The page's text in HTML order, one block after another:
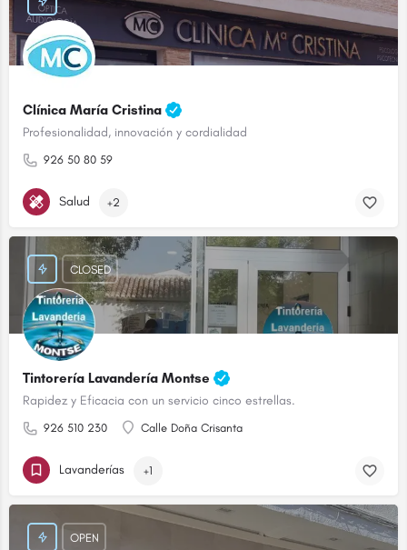
Clínica María Cristina
Profesionalidad, innovación y cordialidad
926 50 80 59
Salud +2
Tintorería Lavandería Montse
Rapidez y Eficacia con un servicio cinco estrellas.
926 510 230 Calle Doña Crisanta
CLOSED
Lavanderías +1
OPEN